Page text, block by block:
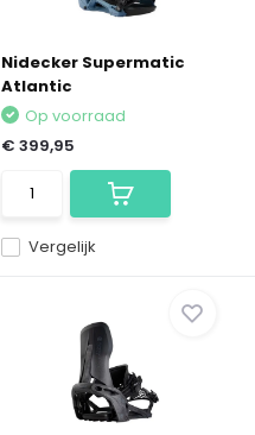
Nidecker Supermatic
Atlantic
Vergelijk
Op voorraad
€ 399,95